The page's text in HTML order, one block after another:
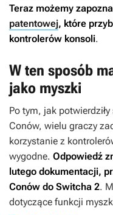
Teraz możemy
patentowej, które
kontrolerów konsoli.
W ten sposób
jako myszki
Po tym, jak
Conów, wielu graczy
korzystanie z
wygodne. Odpowiedź
lutego dokumentacji,
Conów do Switcha 2.
dotyczące funkcji